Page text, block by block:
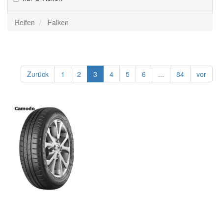
Reifen Falken
Zurück 1 2 3 4 5 6 ... 84 vor